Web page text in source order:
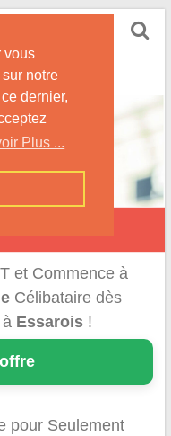
vous
notre
dernier,
Plus ...
d'une
et Commence à
Célibataire dès
Essarois!
pour Seulement